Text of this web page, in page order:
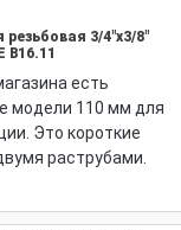
3/4"х3/8"
B16.11
есть
модели 110 мм для
Это короткие
раструбами.